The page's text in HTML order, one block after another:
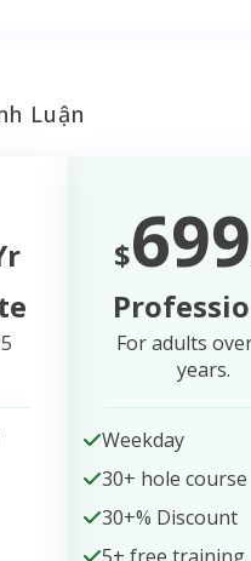
Luận
$699
For adults
years.
Weekday
30+ hole course
30+% Discount